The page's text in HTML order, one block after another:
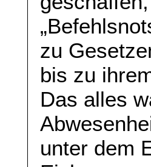
zu
bis zu
Das alles
unter dem